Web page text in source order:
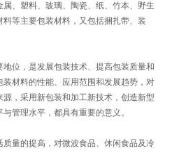
、塑料、玻璃、陶瓷、纸、竹本、野生
等主要包装材料，又包括捆扎带、装
位，是发展包装技术、提高包装质量和
材料的性能、应用范围和发展趋势，对
，采用新包装和加工新技术，创造新型
管理水平，都具有重要的意义。
量的提高，对微波食品、休闲食品及冷